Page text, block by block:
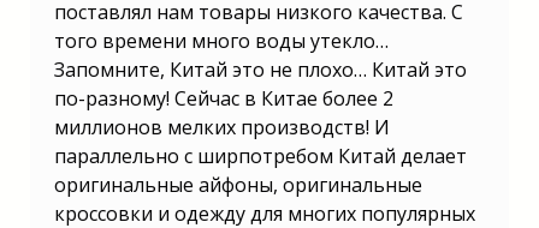
поставлял нам товары низкого качества. С
того времени много воды утекло…
Запомните, Китай это не плохо… Китай это
по-разному! Сейчас в Китае более 2
миллионов мелких производств! И
параллельно с ширпотребом Китай делает
оригинальные айфоны, оригинальные
кроссовки и одежду для многих популярных